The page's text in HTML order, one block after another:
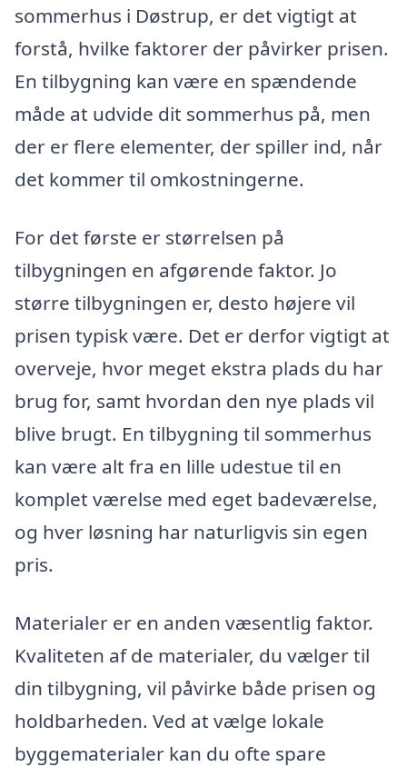
sommerhus i Døstrup, er det vigtigt at
forstå, hvilke faktorer der påvirker prisen.
En tilbygning kan være en spændende
måde at udvide dit sommerhus på, men
der er flere elementer, der spiller ind, når
det kommer til omkostningerne.
For det første er størrelsen på
tilbygningen en afgørende faktor. Jo
større tilbygningen er, desto højere vil
prisen typisk være. Det er derfor vigtigt at
overveje, hvor meget ekstra plads du har
brug for, samt hvordan den nye plads vil
blive brugt. En tilbygning til sommerhus
kan være alt fra en lille udestue til en
komplet værelse med eget badeværelse,
og hver løsning har naturligvis sin egen
pris.
Materialer er en anden væsentlig faktor.
Kvaliteten af de materialer, du vælger til
din tilbygning, vil påvirke både prisen og
holdbarheden. Ved at vælge lokale
byggematerialer kan du ofte spare